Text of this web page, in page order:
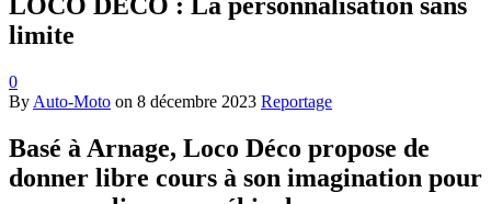
limite
0
By Auto-Moto on 8 décembre 2023 Reportage
Basé à Arnage, Loco Déco propose de
donner libre cours à son imagination pour